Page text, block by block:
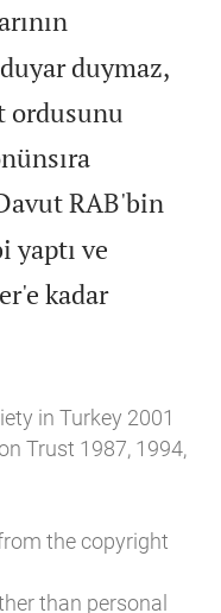
duymaz,
ordusunu
RAB'bin
yaptı ve
kadar
in Turkey 2001
Trust 1987, 1994,
the copyright
than personal